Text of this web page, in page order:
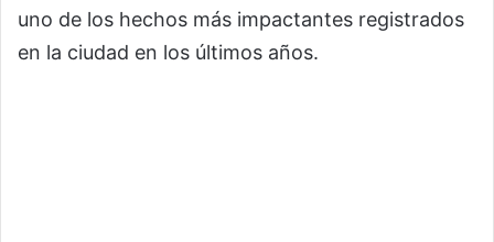
uno de los hechos más impactantes registrados
en la ciudad en los últimos años.